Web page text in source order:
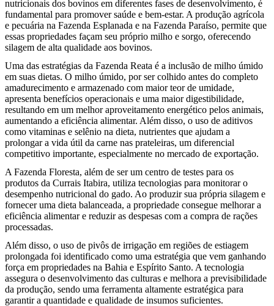
nutricionais dos bovinos em diferentes fases de desenvolvimento, é
fundamental para promover saúde e bem-estar. A produção agrícola
e pecuária na Fazenda Esplanada e na Fazenda Paraíso, permite que
essas propriedades façam seu próprio milho e sorgo, oferecendo
silagem de alta qualidade aos bovinos.
Uma das estratégias da Fazenda Reata é a inclusão de milho úmido
em suas dietas. O milho úmido, por ser colhido antes do completo
amadurecimento e armazenado com maior teor de umidade,
apresenta benefícios operacionais e uma maior digestibilidade,
resultando em um melhor aproveitamento energético pelos animais,
aumentando a eficiência alimentar. Além disso, o uso de aditivos
como vitaminas e selênio na dieta, nutrientes que ajudam a
prolongar a vida útil da carne nas prateleiras, um diferencial
competitivo importante, especialmente no mercado de exportação.
A Fazenda Floresta, além de ser um centro de testes para os
produtos da Currais Itabira, utiliza tecnologias para monitorar o
desempenho nutricional do gado. Ao produzir sua própria silagem e
fornecer uma dieta balanceada, a propriedade consegue melhorar a
eficiência alimentar e reduzir as despesas com a compra de rações
processadas.
Além disso, o uso de pivôs de irrigação em regiões de estiagem
prolongada foi identificado como uma estratégia que vem ganhando
força em propriedades na Bahia e Espírito Santo. A tecnologia
assegura o desenvolvimento das culturas e melhora a previsibilidade
da produção, sendo uma ferramenta altamente estratégica para
garantir a quantidade e qualidade de insumos suficientes.